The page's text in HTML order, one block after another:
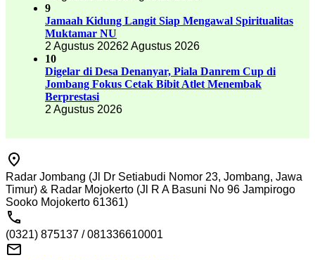
9
Jamaah Kidung Langit Siap Mengawal Spiritualitas
Muktamar NU
2 Agustus 20262 Agustus 2026
10
Digelar di Desa Denanyar, Piala Danrem Cup di
Jombang Fokus Cetak Bibit Atlet Menembak
Berprestasi
2 Agustus 2026
Radar Jombang (Jl Dr Setiabudi Nomor 23, Jombang, Jawa
Timur) & Radar Mojokerto (Jl R A Basuni No 96 Jampirogo
Sooko Mojokerto 61361)
(0321) 875137 / 081336610001